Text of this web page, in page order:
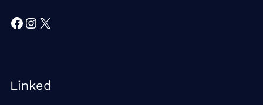
Facebook
Instagram
X
Linked